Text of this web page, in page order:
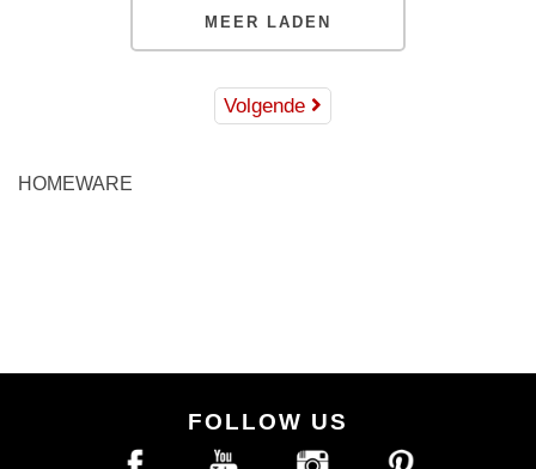
MEER LADEN
Volgende
HOMEWARE
FOLLOW US